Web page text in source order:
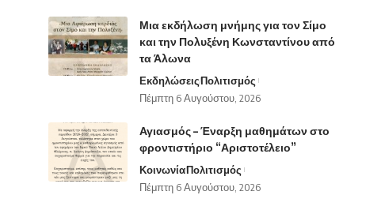
Μια εκδήλωση μνήμης για τον Σίμο
και την Πολυξένη Κωνσταντίνου από
τα Άλωνα
ΕκδηλώσειςΠολιτισμός
Πέμπτη 6 Αυγούστου, 2026
Αγιασμός – Έναρξη μαθημάτων στο
φροντιστήριο “Αριστοτέλειο”
ΚοινωνίαΠολιτισμός
Πέμπτη 6 Αυγούστου, 2026